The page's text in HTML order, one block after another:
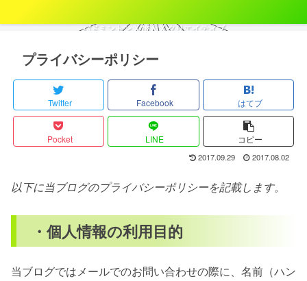
バドミントン X 旅人 X クリエイティブ
プライバシーポリシー
Twitter Facebook はてブ
Pocket LINE コピー
2017.09.29 2017.08.02
以下に当ブログのプライバシーポリシーを記載します。
・個人情報の利用目的
当ブログではメールでのお問い合わせの際に、名前（ハン